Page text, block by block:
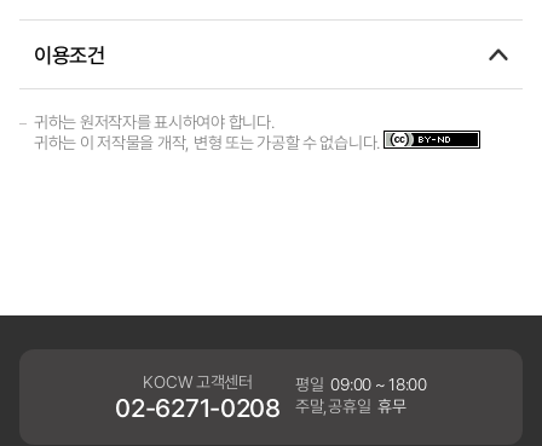
이용조건
귀하는 원저작자를 표시하여야 합니다.
귀하는 이 저작물을 개작, 변형 또는 가공할 수 없습니다.
KOCW 고객센터
02-6271-0208
평일 09:00 ~ 18:00
주말,공휴일 휴무